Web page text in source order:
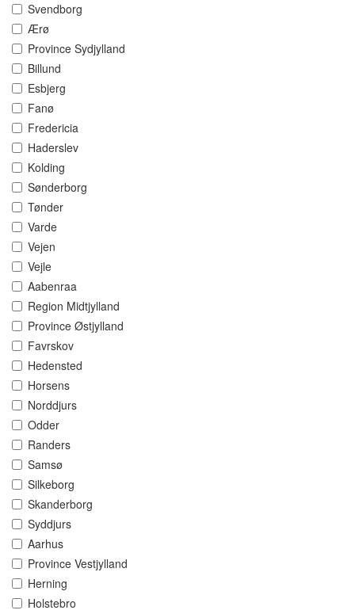
Svendborg
Ærø
Province Sydjylland
Billund
Esbjerg
Fanø
Fredericia
Haderslev
Kolding
Sønderborg
Tønder
Varde
Vejen
Vejle
Aabenraa
Region Midtjylland
Province Østjylland
Favrskov
Hedensted
Horsens
Norddjurs
Odder
Randers
Samsø
Silkeborg
Skanderborg
Syddjurs
Aarhus
Province Vestjylland
Herning
Holstebro